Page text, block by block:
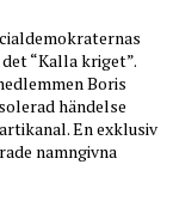
“Kalla kriget”.
Boris
händelse
En exklusiv
namngivna